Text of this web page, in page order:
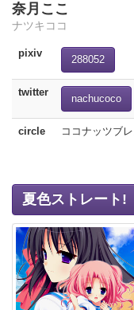
奈月ここ
ナツキココ
pixiv
288052
twitter
nachucoco
circle ココナッツブ
夏色ストレート!